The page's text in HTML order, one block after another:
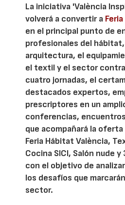
La iniciativa 'València
volverá a convertir a
en el principal punto de
profesionales del
arquitectura, el
el textil y el sector
cuatro jornadas, el
destacados expertos,
prescriptores en un
conferencias,
que acompañará la
Feria Hábitat València,
Cocina SICI, Salón nude
con el objetivo de
los desafíos que
sector.